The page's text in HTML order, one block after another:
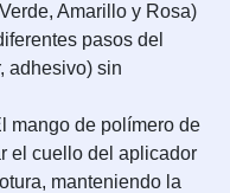
Amarillo y Rosa)
pasos del
adhesivo) sin
mango de polímero de
el cuello del aplicador
manteniendo la